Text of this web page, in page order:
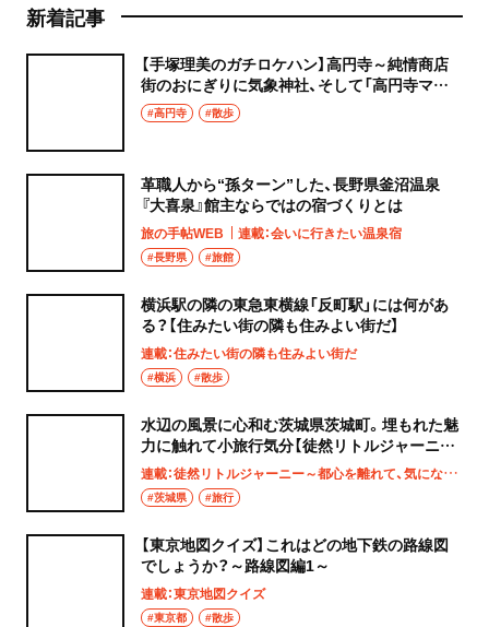
新着記事
【手塚理美のガチロケハン】高円寺～純情商店
街のおにぎりに気象神社、そして「高円寺マシ
タ」へ！
#高円寺 #散歩
革職人から“孫ターン”した、長野県釜沼温泉
『大喜泉』館主ならではの宿づくりとは
旅の手帖WEB 連載：会いに行きたい温泉宿
#長野県 #旅館
横浜駅の隣の東急東横線「反町駅」には何があ
る？【住みたい街の隣も住みよい街だ】
連載：住みたい街の隣も住みよい街だ
#横浜 #散歩
水辺の風景に心和む茨城県茨城町。埋もれた魅
力に触れて小旅行気分【徒然リトルジャーニ
ー】
連載：徒然リトルジャーニー～都心を離れて、気になる土地へ
#茨城県 #旅行
【東京地図クイズ】これはどの地下鉄の路線図
でしょうか？～路線図編1～
連載：東京地図クイズ
#東京都 #散歩